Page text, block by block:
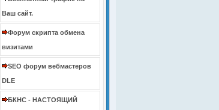
Ваш сайт.
Форум скрипта обмена
визитами
SEO форум вебмастеров
DLE
БКНС - НАСТОЯЩИЙ